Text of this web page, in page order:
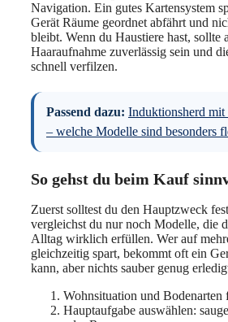
Navigation. Ein gutes Kartensystem
Gerät Räume geordnet abfährt und
bleibt. Wenn du Haustiere hast, sollte
Haaraufnahme zuverlässig sein und
schnell verfilzen.
Passend dazu: Induktionsherd
– welche Modelle sind besonders
So gehst du beim Kauf
Zuerst solltest du den Hauptzweck
vergleichst du nur noch Modelle, die
Alltag wirklich erfüllen. Wer auf
gleichzeitig spart, bekommt oft ein
kann, aber nichts sauber genug
Wohnsituation und Bodenarten
Hauptaufgabe auswählen: